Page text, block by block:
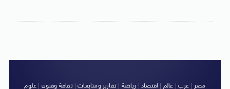
مصر عرب عالم اقتصاد رياضة |تقارير ومتابعات|ثقافة وفنون
علوم